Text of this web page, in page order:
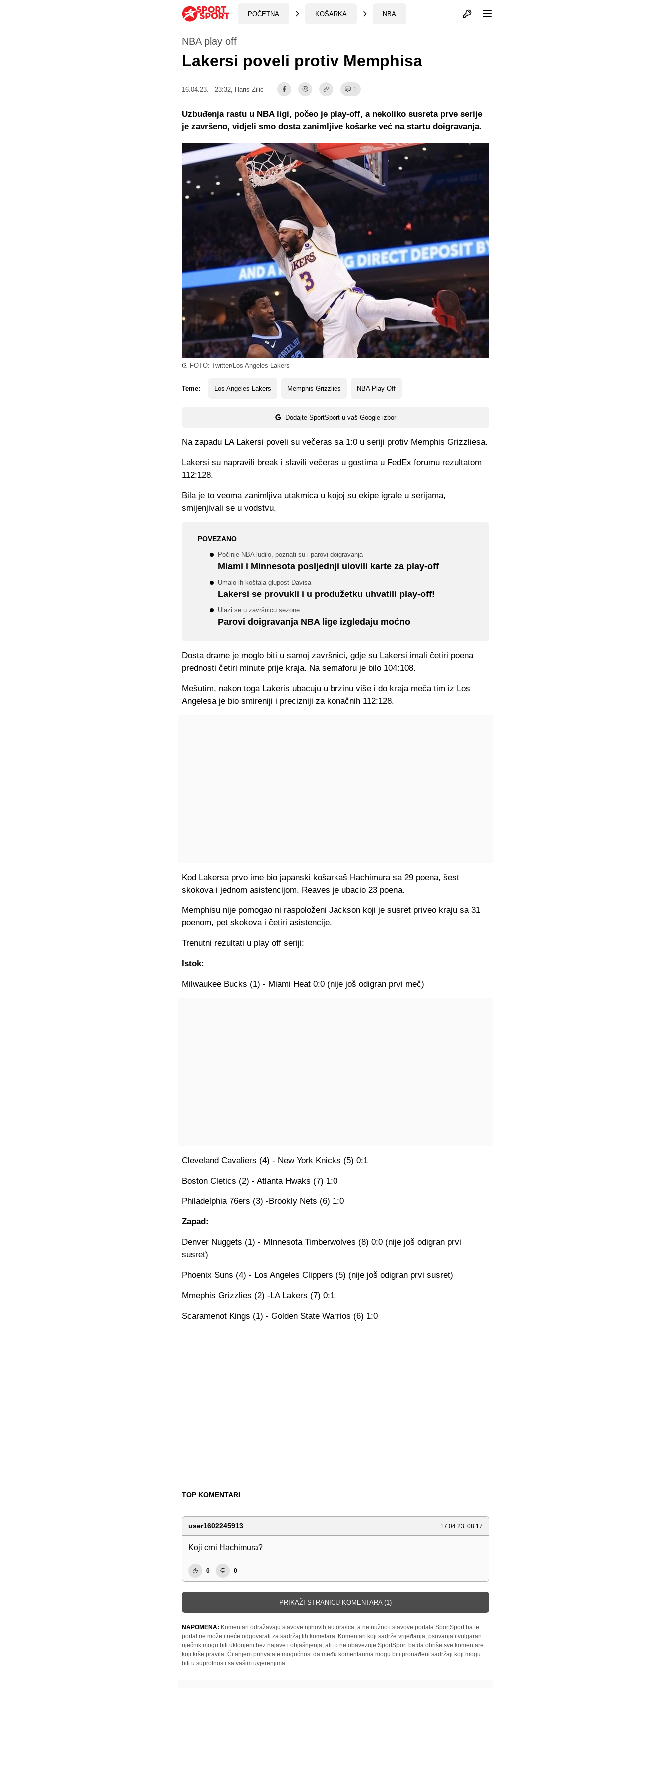
POČETNA KOŠARKA NBA Otvori profil
FOTO: Twitter/Los Angeles Lakers
NBA play off
Lakersi poveli protiv Memphisa
16.04.23. - 23:32, Haris Zilić 1
Teme: Los Angeles Lakers Memphis Grizzlies NBA Play Off
Dodajte SportSport u vaš Google izbor
Uzbuđenja rastu u NBA ligi, počeo je play-off, a nekoliko susreta prve serije
je završeno, vidjeli smo dosta zanimljive košarke već na startu doigravanja.
Na zapadu LA Lakersi poveli su večeras sa 1:0 u seriji protiv Memphis Grizzliesa.
Lakersi su napravili break i slavili večeras u gostima u FedEx forumu rezultatom
112:128.
Bila je to veoma zanimljiva utakmica u kojoj su ekipe igrale u serijama,
smijenjivali se u vodstvu.
POVEZANO
Počinje NBA ludilo, poznati su i parovi doigravanja
Miami i Minnesota posljednji ulovili karte za play-off
Umalo ih koštala glupost Davisa
Lakersi se provukli i u produžetku uhvatili play-off!
Ulazi se u završnicu sezone
Parovi doigravanja NBA lige izgledaju moćno
Dosta drame je moglo biti u samoj završnici, gdje su Lakersi imali četiri poena
prednosti četiri minute prije kraja. Na semaforu je bilo 104:108.
Mešutim, nakon toga Lakeris ubacuju u brzinu više i do kraja meča tim iz Los
Angelesa je bio smireniji i precizniji za konačnih 112:128.
Kod Lakersa prvo ime bio japanski košarkaš Hachimura sa 29 poena, šest
skokova i jednom asistencijom. Reaves je ubacio 23 poena.
Memphisu nije pomogao ni raspoloženi Jackson koji je susret priveo kraju sa 31
poenom, pet skokova i četiri asistencije.
Trenutni rezultati u play off seriji:
Istok:
Milwaukee Bucks (1) - Miami Heat 0:0 (nije još odigran prvi meč)
Cleveland Cavaliers (4) - New York Knicks (5) 0:1
Boston Cletics (2) - Atlanta Hwaks (7) 1:0
Philadelphia 76ers (3) -Brookly Nets (6) 1:0
Zapad:
Denver Nuggets (1) - MInnesota Timberwolves (8) 0:0 (nije još odigran prvi
susret)
Phoenix Suns (4) - Los Angeles Clippers (5) (nije još odigran prvi susret)
Mmephis Grizzlies (2) -LA Lakers (7) 0:1
Scaramenot Kings (1) - Golden State Warrios (6) 1:0
TOP KOMENTARI
user1602245913 17.04.23. 08:17
Koji crni Hachimura?
0 0
PRIKAŽI STRANICU KOMENTARA (1)
NAPOMENA: Komentari odražavaju stavove njihovih autora/ica, a ne nužno i stavove portala SportSport.ba te
portal ne može i neće odgovarati za sadržaj tih kometara. Komentari koji sadrže vrijeđanja, psovanja i vulgaran
riječnik mogu biti uklonjeni bez najave i objašnjenja, ali to ne obavezuje SportSport.ba da obriše sve komentare
koji krše pravila. Čitanjem prihvatate mogućnost da među komentarima mogu biti pronađeni sadržaji koji mogu
biti u suprotnosti sa vašim uvjerenjima.